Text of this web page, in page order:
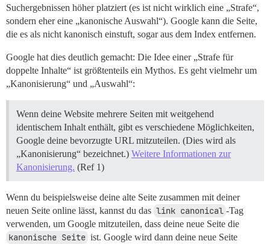
Suchergebnissen höher platziert (es ist nicht wirklich eine „Strafe“,
sondern eher eine „kanonische Auswahl“). Google kann die Seite,
die es als nicht kanonisch einstuft, sogar aus dem Index entfernen.
Google hat dies deutlich gemacht: Die Idee einer „Strafe für
doppelte Inhalte“ ist größtenteils ein Mythos. Es geht vielmehr um
„Kanonisierung“ und „Auswahl“:
Wenn deine Website mehrere Seiten mit weitgehend
identischem Inhalt enthält, gibt es verschiedene Möglichkeiten,
Google deine bevorzugte URL mitzuteilen. (Dies wird als
„Kanonisierung“ bezeichnet.) Weitere Informationen zur
Kanonisierung. (Ref 1)
Wenn du beispielsweise deine alte Seite zusammen mit deiner
neuen Seite online lässt, kannst du das link canonical -Tag
verwenden, um Google mitzuteilen, dass deine neue Seite die
kanonische Seite ist. Google wird dann deine neue Seite